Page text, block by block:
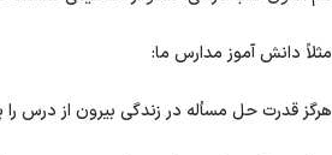
مثلاً دانش آموز مدارس ما:
هرگز قدرت حل مسأله در زندگی بیرون از درس را